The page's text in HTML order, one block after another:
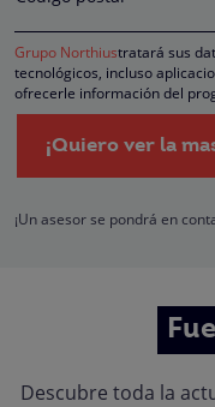
Grupo Northiustratará sus
tecnológicos, incluso
ofrecerle información del
directamente relacionados
tramitar la contratación
empresas que conforman el
hacerle llegar la mejor
oposición, limitación, tal y
¡Quiero ver la
¡Un asesor se pondrá en
Descubre toda la